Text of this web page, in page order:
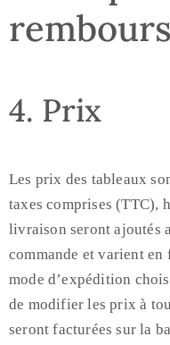
4. Prix
Les prix des tableaux
taxes comprises (TTC),
livraison seront ajoutés
commande et varient
mode d’expédition
de modifier les prix à
seront facturées sur la